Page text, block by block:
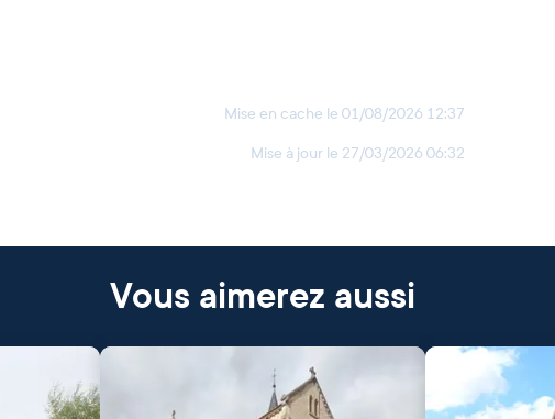
Mise en cache le 01/08/2026 12:37
Mise à jour le 27/03/2026 06:32
Vous aimerez aussi